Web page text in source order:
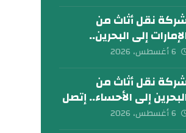
نقل أثاث من
إلى البحرين..
الآن 6 أغسطس، 2026
نقل أثاث من
إلى الأحساء.. إتصل
الآن6 أغسطس، 2026